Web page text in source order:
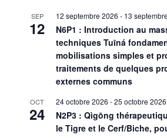
SEP
12
12 septembre 2026 - 13
N6P1 : Introduction au
techniques Tuīná
mobilisations simples et
traitements de quelques
externes communs
OCT
24
24 octobre 2026 -25 octobre 2026
N2P3 : Qìgōng
le Tigre et le Cerf/Biche,